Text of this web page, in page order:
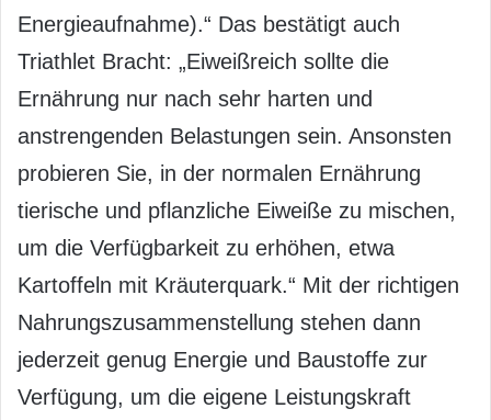
Energieaufnahme).“ Das bestätigt auch
Triathlet Bracht: „Eiweißreich sollte die
Ernährung nur nach sehr harten und
anstrengenden Belastungen sein. Ansonsten
probieren Sie, in der normalen Ernährung
tierische und pflanzliche Eiweiße zu mischen,
um die Verfügbarkeit zu erhöhen, etwa
Kartoffeln mit Kräuterquark.“ Mit der richtigen
Nahrungszusammenstellung stehen dann
jederzeit genug Energie und Baustoffe zur
Verfügung, um die eigene Leistungskraft